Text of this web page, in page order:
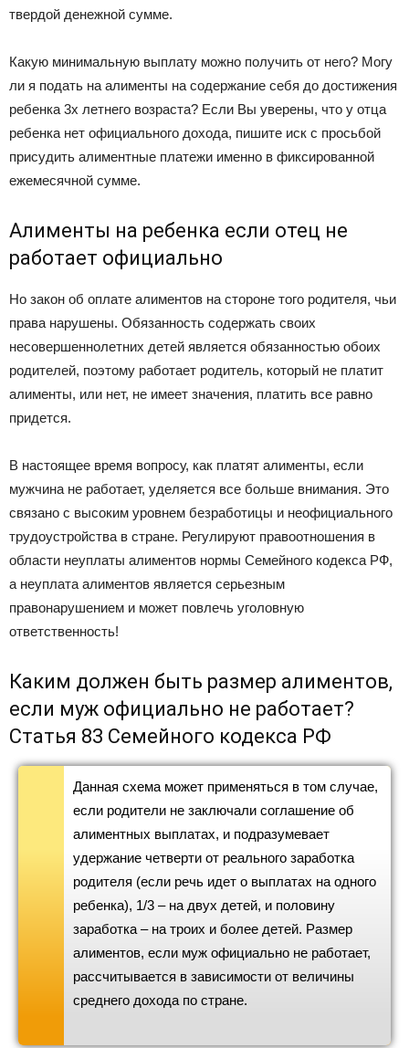
твердой денежной сумме.
Какую минимальную выплату можно получить от него? Могу
ли я подать на алименты на содержание себя до достижения
ребенка 3х летнего возраста? Если Вы уверены, что у отца
ребенка нет официального дохода, пишите иск с просьбой
присудить алиментные платежи именно в фиксированной
ежемесячной сумме.
Алименты на ребенка если отец не
работает официально
Но закон об оплате алиментов на стороне того родителя, чьи
права нарушены. Обязанность содержать своих
несовершеннолетних детей является обязанностью обоих
родителей, поэтому работает родитель, который не платит
алименты, или нет, не имеет значения, платить все равно
придется.
В настоящее время вопросу, как платят алименты, если
мужчина не работает, уделяется все больше внимания. Это
связано с высоким уровнем безработицы и неофициального
трудоустройства в стране. Регулируют правоотношения в
области неуплаты алиментов нормы Семейного кодекса РФ,
а неуплата алиментов является серьезным
правонарушением и может повлечь уголовную
ответственность!
Каким должен быть размер алиментов,
если муж официально не работает?
Статья 83 Семейного кодекса РФ
Данная схема может применяться в том случае,
если родители не заключали соглашение об
алиментных выплатах, и подразумевает
удержание четверти от реального заработка
родителя (если речь идет о выплатах на одного
ребенка), 1/3 – на двух детей, и половину
заработка – на троих и более детей. Размер
алиментов, если муж официально не работает,
рассчитывается в зависимости от величины
среднего дохода по стране.